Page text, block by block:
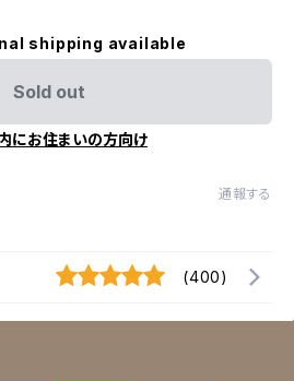
shipping available
Sold out
にお住まいの方向け
通報する
(400)